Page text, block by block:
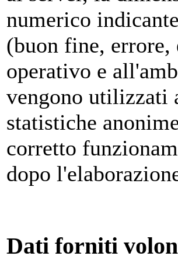
numerico
(buon fine,
operativo e
vengono utilizzati
statistiche
corretto
dopo
Dati forniti